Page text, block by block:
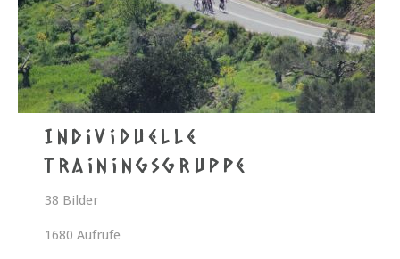
Individuelle
Trainingsgruppe
38 Bilder
1680 Aufrufe